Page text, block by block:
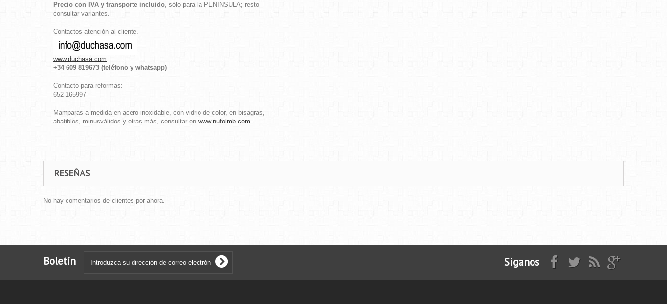
Precio con IVA y transporte incluido , sólo para la PENINSULA; resto
consultar variantes.
Contactos atención al cliente.
www.duchasa.com
+34 609 819673 (teléfono y whatsapp)
Contacto para reformas:
652-165997
Mamparas a medida en acero inoxidable, con vidrio de color, en bisagras,
abatibles, minusválidos y otras más, consultar en www.nufelmb.com
RESEÑAS
No hay comentarios de clientes por ahora.
Boletín Siganos